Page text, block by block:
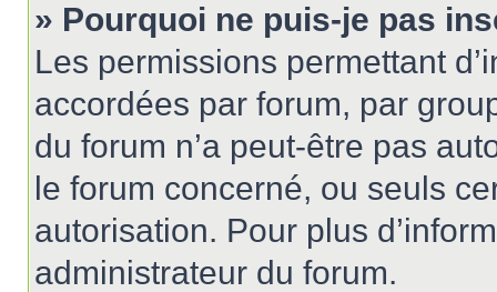
» Pourquoi ne puis-je pas
Les permissions permettant
accordées par forum, par
du forum n’a peut-être pas
le forum concerné, ou seuls
autorisation. Pour plus
administrateur du forum.